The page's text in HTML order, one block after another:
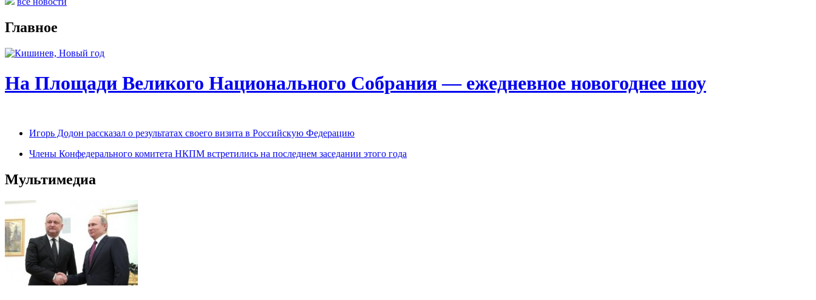
Главное
На Площади Великого Национального Собрания — ежедневное новогоднее шоу
Игорь Додон рассказал о результатах своего визита в Российскую Федерацию
Члены Конфедерального комитета НКПМ встретились на последнем заседании этого года
Мультимедиа